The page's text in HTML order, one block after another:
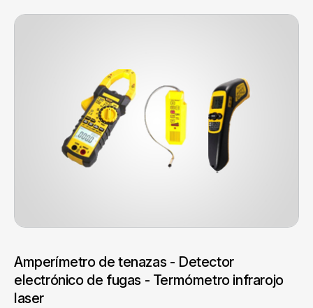
Amperímetro de tenazas - Detector
electrónico de fugas - Termómetro infrarojo
laser